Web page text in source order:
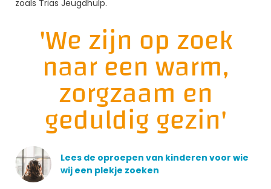
zoals Trias Jeugdhulp.
'We zijn op zoek
naar een warm,
zorgzaam en
geduldig gezin'
Lees de oproepen van kinderen voor wie
wij een plekje zoeken